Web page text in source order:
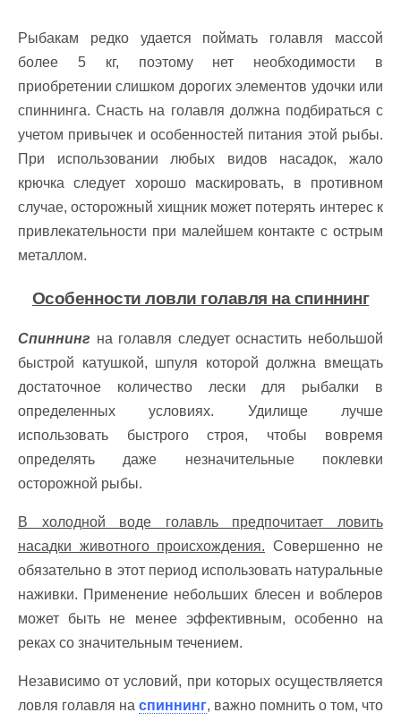
Рыбакам редко удается поймать голавля массой
более 5 кг, поэтому нет необходимости в
приобретении слишком дорогих элементов удочки или
спиннинга. Снасть на голавля должна подбираться с
учетом привычек и особенностей питания этой рыбы.
При использовании любых видов насадок, жало
крючка следует хорошо маскировать, в противном
случае, осторожный хищник может потерять интерес к
привлекательности при малейшем контакте с острым
металлом.
Особенности ловли голавля на спиннинг
Спиннинг на голавля следует оснастить небольшой
быстрой катушкой, шпуля которой должна вмещать
достаточное количество лески для рыбалки в
определенных условиях. Удилище лучше
использовать быстрого строя, чтобы вовремя
определять даже незначительные поклевки
осторожной рыбы.
В холодной воде голавль предпочитает ловить
насадки животного происхождения. Совершенно не
обязательно в этот период использовать натуральные
наживки. Применение небольших блесен и воблеров
может быть не менее эффективным, особенно на
реках со значительным течением.
Независимо от условий, при которых осуществляется
ловля голавля на спиннинг, важно помнить о том, что